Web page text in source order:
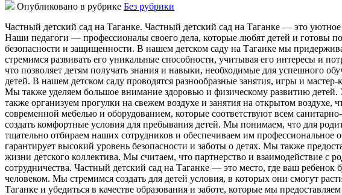
Опубликовано в рубрике Без рубрики
Частный детский сад на Таганке. Частный детский сад на Таганке — это
Наши педагоги — профессионалы своего дела, которые любят детей и готовы
безопасности и защищенности. В нашем детском саду на Таганке мы
стремимся развивать его уникальные способности, учитывая его интересы и
что позволяет детям получать знания и навыки, необходимые для успешного
детей. В нашем детском саду проводятся разнообразные занятия, игры и
Мы также уделяем большое внимание здоровью и физическому развитию детей.
также организуем прогулки на свежем воздухе и занятия на открытом
современной мебелью и оборудованием, которые соответствуют всем
создать комфортные условия для пребывания детей. Мы понимаем, что для
тщательно отбираем наших сотрудников и обеспечиваем им
гарантирует высокий уровень безопасности и заботы о детях. Мы также
жизни детского коллектива. Мы считаем, что партнерство и взаимодействие
сотрудничества. Частный детский сад на Таганке — это место, где ваш
человеком. Мы стремимся создать для детей условия, в которых они смогут
Таганке и убедиться в качестве образования и заботе, которые мы